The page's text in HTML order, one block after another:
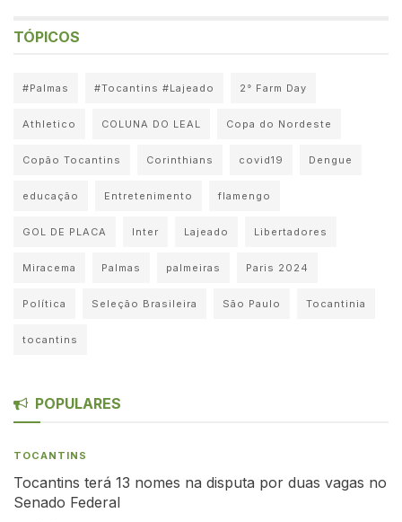
TÓPICOS
#Palmas #Tocantins #Lajeado 2° Farm Day
Athletico COLUNA DO LEAL Copa do Nordeste
Copão Tocantins Corinthians covid19 Dengue
educação Entretenimento flamengo
GOL DE PLACA Inter Lajeado Libertadores
Miracema Palmas palmeiras Paris 2024
Política Seleção Brasileira São Paulo Tocantinia
tocantins
POPULARES
TOCANTINS
Tocantins terá 13 nomes na disputa por duas vagas no
Senado Federal